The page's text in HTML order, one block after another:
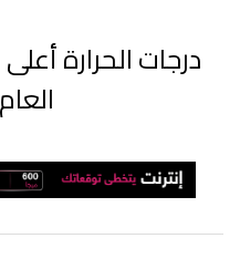
درجات الحرارة